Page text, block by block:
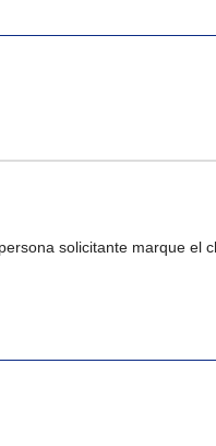
solicitante marque el